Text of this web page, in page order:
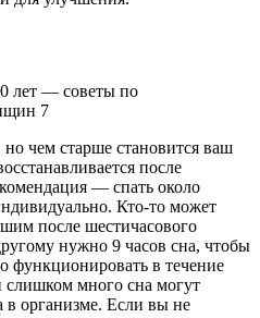
чем старше становится ваш
после
— спать около
Кто-то может
после шестичасового
нужно 9 часов сна, чтобы
функционировать в течение
много сна могут
организме. Если вы не